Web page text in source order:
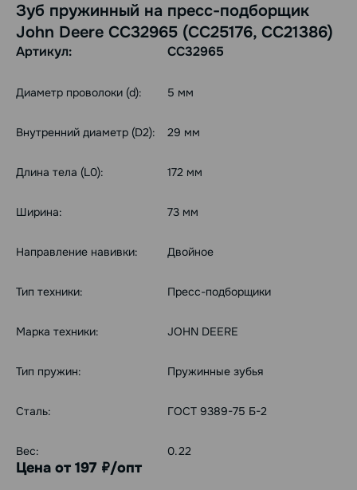
Зуб пружинный на пресс-подборщик
John Deere CC32965 (CC25176, CC21386)
Артикул: CC32965
Диаметр проволоки (d): 5 мм
Внутренний диаметр (D2): 29 мм
Длина тела (L0): 172 мм
Ширина: 73 мм
Направление навивки: Двойное
Тип техники: Пресс-подборщики
Марка техники: JOHN DEERE
Тип пружин: Пружинные зубья
Сталь: ГОСТ 9389-75 Б-2
Вес: 0.22
Цена от 197 руб./опт